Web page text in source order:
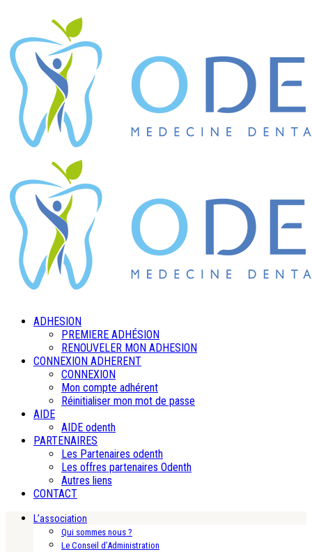
ADHESION
PREMIERE ADHÉSION
RENOUVELER MON ADHESION
CONNEXION ADHERENT
CONNEXION
Mon compte adhérent
Réinitialiser mon mot de passe
AIDE
AIDE odenth
PARTENAIRES
Les Partenaires odenth
Les offres partenaires Odenth
Autres liens
CONTACT
L’association
Qui sommes nous ?
Le Conseil d’Administration